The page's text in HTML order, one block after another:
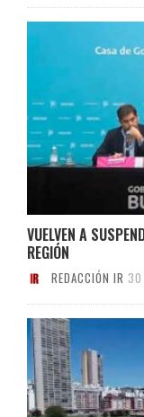
VUELVEN A
REGIÓN
REDACCIÓN IR 30